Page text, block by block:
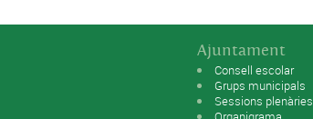
Ajuntament
Consell escolar
Grups municipals
Sessions plenàries